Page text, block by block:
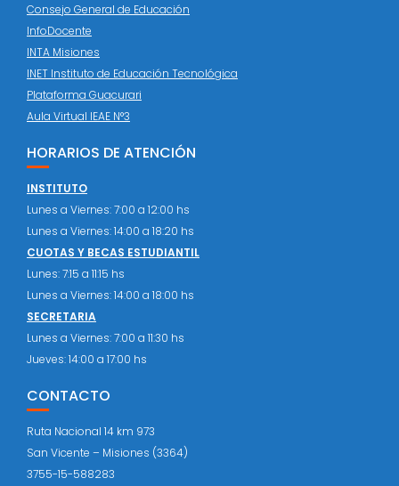
Consejo General de Educación
InfoDocente
INTA Misiones
INET Instituto de Educación Tecnológica
Plataforma Guacurari
Aula Virtual IEAE N°3
HORARIOS DE ATENCIÓN
INSTITUTO
Lunes a Viernes: 7:00 a 12:00 hs
Lunes a Viernes: 14:00 a 18:20 hs
CUOTAS Y BECAS ESTUDIANTIL
Lunes: 7:15 a 11:15 hs
Lunes a Viernes: 14:00 a 18:00 hs
SECRETARIA
Lunes a Viernes: 7:00 a 11:30 hs
Jueves: 14:00 a 17:00 hs
CONTACTO
Ruta Nacional 14 km 973
San Vicente – Misiones (3364)
3755-15-588283